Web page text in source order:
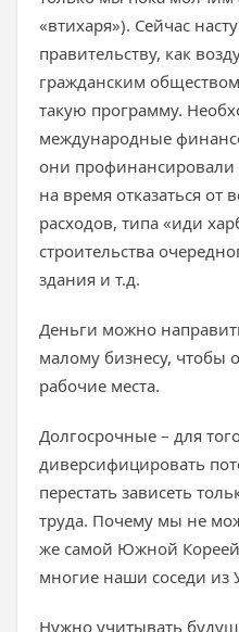
«втихаря»). Сейчас
правительству, как
гражданским
такую программу.
международные
они
на время отказаться от
расходов, типа «иди
строительства
здания и т.д.
Деньги можно
малому бизнесу, чтобы
рабочие места.
Долгосрочные – для
диверсифицировать
перестать зависеть
труда. Почему мы не
же самой Южной
многие наши соседи из
Нужно учитывать